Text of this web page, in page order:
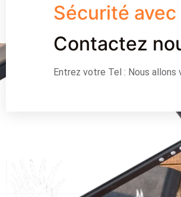
Sécurité
Contactez
Entrez votre Tel : Nous